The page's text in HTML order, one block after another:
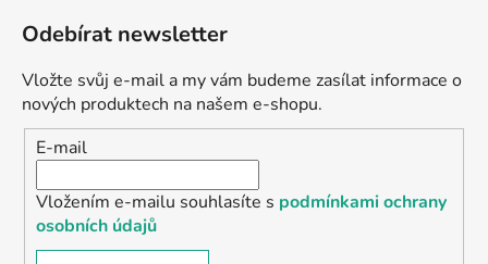
Odebírat newsletter
Vložte svůj e-mail a my vám budeme zasílat informace o
nových produktech na našem e-shopu.
E-mail
Vložením e-mailu souhlasíte s podmínkami ochrany
osobních údajů